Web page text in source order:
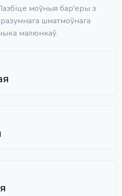
моўныя бар'еры з
шматмоўнага
малюнкаў.